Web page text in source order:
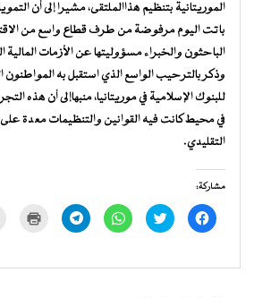
الموريتانية بتنظيم هذاالملتقى، مشيرا إلى أن
باتت اليوم مرفوضة من طرف قطاع واسع من
الباحثون والخبراء مسؤوليتها عن الأزمات المالية
وذكر بالترحيب الواسع الذي استقبل به المواطنون
للبنوك الإسلامية في موريتانيا، منبهاإلى أن هذه
في محيط كانت فيه القوانين والتنظيمات معدة
التقليدي.
مشاركة:
انقر
للمشاركة
في
اضغط
للمشاركة
في
انقر
للمشاركة
في
انقر
للمشاركة
في